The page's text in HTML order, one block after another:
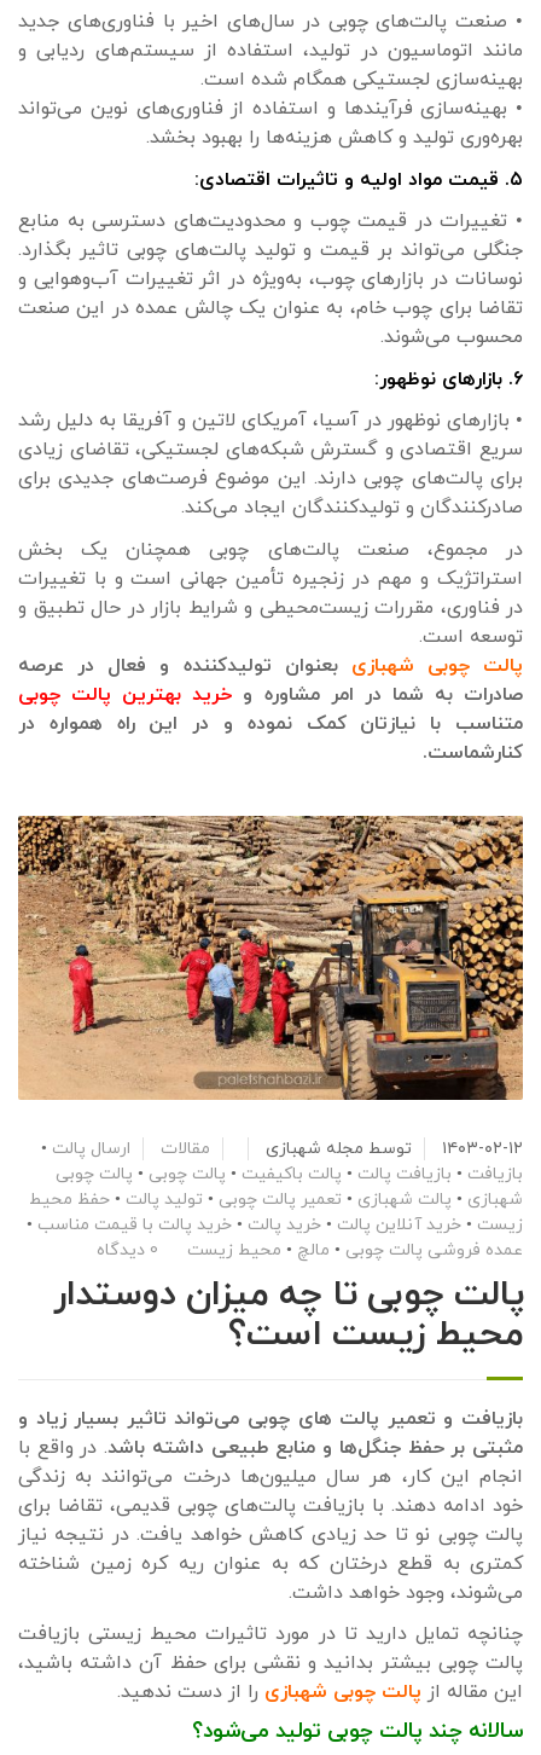
• صنعت پالت‌های چوبی در سال‌های اخیر با فناوری‌های جدید
مانند اتوماسیون در تولید، استفاده از سیستم‌های ردیابی و
بهینه‌سازی لجستیکی همگام شده است.
• بهینه‌سازی فرآیندها و استفاده از فناوری‌های نوین می‌تواند
بهره‌وری تولید و کاهش هزینه‌ها را بهبود بخشد.
۵. قیمت مواد اولیه و تاثیرات اقتصادی:
• تغییرات در قیمت چوب و محدودیت‌های دسترسی به منابع
جنگلی می‌تواند بر قیمت و تولید پالت‌های چوبی تاثیر بگذارد.
نوسانات در بازارهای چوب، به‌ویژه در اثر تغییرات آب‌وهوایی و
تقاضا برای چوب خام، به عنوان یک چالش عمده در این صنعت
محسوب می‌شوند.
۶. بازارهای نوظهور:
• بازارهای نوظهور در آسیا، آمریکای لاتین و آفریقا به دلیل رشد
سریع اقتصادی و گسترش شبکه‌های لجستیکی، تقاضای زیادی
برای پالت‌های چوبی دارند. این موضوع فرصت‌های جدیدی برای
صادرکنندگان و تولیدکنندگان ایجاد می‌کند.
در مجموع، صنعت پالت‌های چوبی همچنان یک بخش
استراتژیک و مهم در زنجیره تأمین جهانی است و با تغییرات
در فناوری، مقررات زیست‌محیطی و شرایط بازار در حال تطبیق و
توسعه است.
پالت چوبی شهبازی بعنوان تولیدکننده و فعال در عرصه
صادرات به شما در امر مشاوره و خرید بهترین پالت چوبی
متناسب با نیازتان کمک نموده و در این راه همواره در
کنارشماست.
۱۴۰۳-۰۲-۱۲ توسط مجله شهبازی مقالات ارسال پالت •
بازیافت • بازیافت پالت • پالت باکیفیت • پالت چوبی • پالت چوبی
شهبازی • پالت شهبازی • تعمیر پالت چوبی • تولید پالت • حفظ محیط
زیست • خرید آنلاین پالت • خرید پالت • خرید پالت با قیمت مناسب •
عمده فروشی پالت چوبی • مالچ • محیط زیست 0 دیدگاه
پالت چوبی تا چه میزان دوستدار
محیط زیست است؟
بازیافت و تعمیر پالت های چوبی می‌تواند تاثیر بسیار زیاد و
مثبتی بر حفظ جنگل‌ها و منابع طبیعی داشته باشد. در واقع با
انجام این کار، هر سال میلیون‌ها درخت می‌توانند به زندگی
خود ادامه دهند. با بازیافت پالت‌های چوبی قدیمی، تقاضا برای
پالت چوبی نو تا حد زیادی کاهش خواهد یافت. در نتیجه نیاز
کمتری به قطع درختان که به عنوان ریه کره زمین شناخته
می‌شوند، وجود خواهد داشت.
چنانچه تمایل دارید تا در مورد تاثیرات محیط زیستی بازیافت
پالت چوبی بیشتر بدانید و نقشی برای حفظ آن داشته باشید،
این مقاله از پالت چوبی شهبازی را از دست ندهید.
سالانه چند پالت چوبی تولید می‌شود؟